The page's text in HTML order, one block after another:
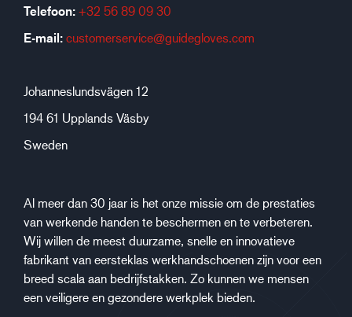
Telefoon: +32 56 89 09 30
E-mail: customerservice@guidegloves.com
Johanneslundsvägen 12
194 61 Upplands Väsby
Sweden
Al meer dan 30 jaar is het onze missie om de prestaties
van werkende handen te beschermen en te verbeteren.
Wij willen de meest duurzame, snelle en innovatieve
fabrikant van eersteklas werkhandschoenen zijn voor een
breed scala aan bedrijfstakken. Zo kunnen we mensen
een veiligere en gezondere werkplek bieden.